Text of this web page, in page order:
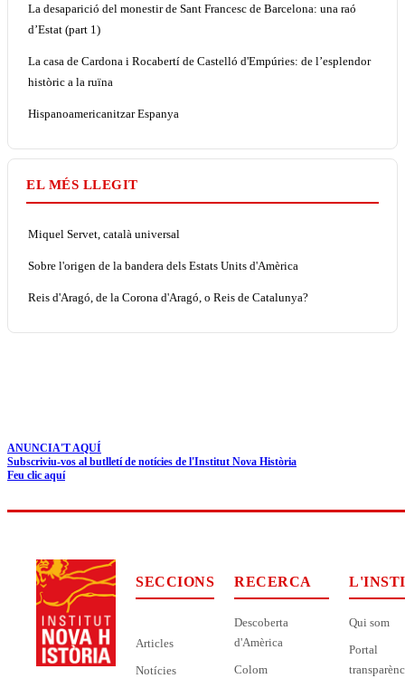
La desaparició del monestir de Sant Francesc de Barcelona: una raó
d’Estat (part 1)
La casa de Cardona i Rocabertí de Castelló d'Empúries: de l’esplendor
històric a la ruïna
Hispanoamericanitzar Espanya
EL MÉS LLEGIT
Miquel Servet, català universal
Sobre l'origen de la bandera dels Estats Units d'Amèrica
Reis d'Aragó, de la Corona d'Aragó, o Reis de Catalunya?
ANUNCIA'T AQUÍ
Subscriviu-vos al butlletí de notícies de l'Institut Nova Història
Feu clic aquí
SECCIONS
Articles
Notícies
RECERCA
Descoberta
d'Amèrica
Colom
Qui som
Portal